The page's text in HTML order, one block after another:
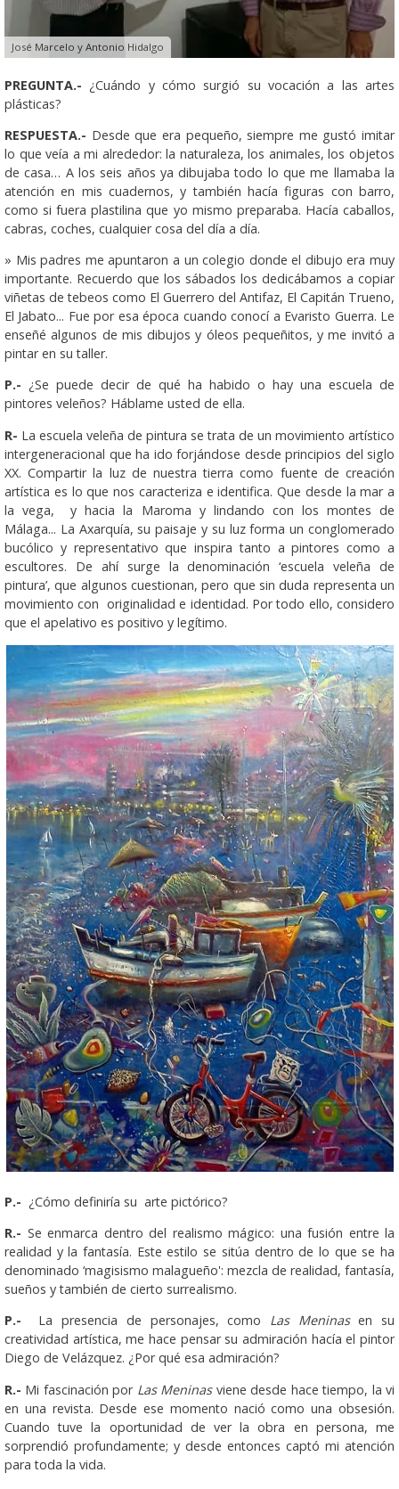
José Marcelo y Antonio Hidalgo
PREGUNTA.- ¿Cuándo y cómo surgió su vocación a las artes
plásticas?
RESPUESTA.- Desde que era pequeño, siempre me gustó imitar
lo que veía a mi alrededor: la naturaleza, los animales, los objetos
de casa… A los seis años ya dibujaba todo lo que me llamaba la
atención en mis cuadernos, y también hacía figuras con barro,
como si fuera plastilina que yo mismo preparaba. Hacía caballos,
cabras, coches, cualquier cosa del día a día.
» Mis padres me apuntaron a un colegio donde el dibujo era muy
importante. Recuerdo que los sábados los dedicábamos a copiar
viñetas de tebeos como El Guerrero del Antifaz, El Capitán Trueno,
El Jabato... Fue por esa época cuando conocí a Evaristo Guerra. Le
enseñé algunos de mis dibujos y óleos pequeñitos, y me invitó a
pintar en su taller.
P.- ¿Se puede decir de qué ha habido o hay una escuela de
pintores veleños? Háblame usted de ella.
R- La escuela veleña de pintura se trata de un movimiento artístico
intergeneracional que ha ido forjándose desde principios del siglo
XX. Compartir la luz de nuestra tierra como fuente de creación
artística es lo que nos caracteriza e identifica. Que desde la mar a
la vega, y hacia la Maroma y lindando con los montes de
Málaga... La Axarquía, su paisaje y su luz forma un conglomerado
bucólico y representativo que inspira tanto a pintores como a
escultores. De ahí surge la denominación ‘escuela veleña de
pintura’, que algunos cuestionan, pero que sin duda representa un
movimiento con originalidad e identidad. Por todo ello, considero
que el apelativo es positivo y legítimo.
P.- ¿Cómo definiría su arte pictórico?
R.- Se enmarca dentro del realismo mágico: una fusión entre la
realidad y la fantasía. Este estilo se sitúa dentro de lo que se ha
denominado ‘magisismo malagueño': mezcla de realidad, fantasía,
sueños y también de cierto surrealismo.
P.- La presencia de personajes, como Las Meninasen su
creatividad artística, me hace pensar su admiración hacía el pintor
Diego de Velázquez. ¿Por qué esa admiración?
R.- Mi fascinación por Las Meninasviene desde hace tiempo, la vi
en una revista. Desde ese momento nació como una obsesión.
Cuando tuve la oportunidad de ver la obra en persona, me
sorprendió profundamente; y desde entonces captó mi atención
para toda la vida.